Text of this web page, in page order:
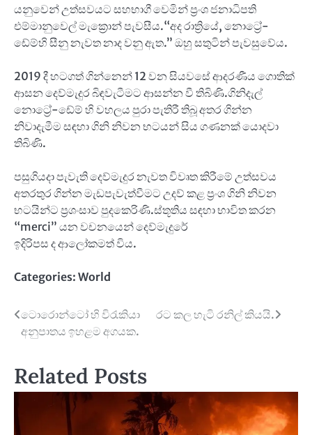
යනුවෙන් උත්සවයට සහභාගී වෙමින් ප්‍රංශ ජනාධිපති
එම්මානුවෙල් මැක්‍රොන් පැවසීය.“අද රාත්‍රියේ, නොට්‍රේ-
ඩේම්හි සීනු නැවත නාද වනු ඇත.” ඔහු සතුටින් පැවසුවේය.
2019 දී හටගත් ගින්නෙන් 12 වන සියවසේ ආදරණීය ගොතික්
ආසන දෙව්මැදුර බිඳවැටීමට ආසන්න වී තිබිණි.ගිනිදැල්
නොට්‍රේ-ඩේම් හි වහලය පුරා පැතිරී තිබූ අතර ගින්න
නිවාදැමීම සඳහා ගිනි නිවන භටයන් සිය ගණනක් යොදවා
තිබිණි.
පසුගියදා පැවැති දෙව්මැදුර නැවත විවෘත කිරීමේ උත්සවය
අතරතුර ගින්න මැඩපැවැත්වීමට උදව් කළ ප්‍රංශ ගිනි නිවන
භටයින්ට ප්‍රශංසාව පුදකෙරිණි.ස්තූතිය සඳහා භාවිත කරන
“merci” යන වචනයෙන් දෙව්මැදුරේ
ඉදිරිපස ද ආලෝකමත් විය.
Categories: World
Post
navigation
ටොරොන්ටෝ හි විරැකියා
අනුපාතය ඉහළම අගයක.
රට කල හැටි රනිල් කියයි.
Related Posts